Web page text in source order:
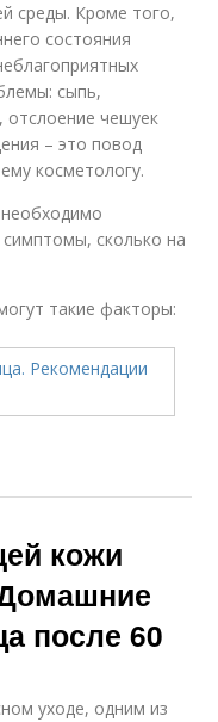
среды. Кроме того,
состояния
сыпь,
отслоение чешуек
– это повод
косметологу.
сколько на
такие факторы:
кожи
после 60
уходе, одним из